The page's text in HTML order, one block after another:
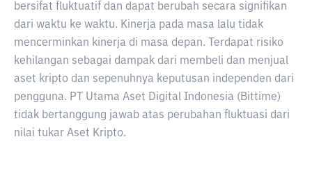
bersifat fluktuatif dan dapat berubah secara signifikan
dari waktu ke waktu. Kinerja pada masa lalu tidak
mencerminkan kinerja di masa depan. Terdapat risiko
kehilangan sebagai dampak dari membeli dan menjual
aset kripto dan sepenuhnya keputusan independen dari
pengguna. PT Utama Aset Digital Indonesia (Bittime)
tidak bertanggung jawab atas perubahan fluktuasi dari
nilai tukar Aset Kripto.